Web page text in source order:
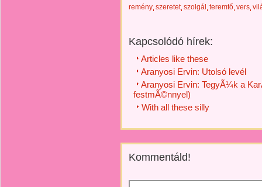
remény szeretet szolgál teremtő vers
Kapcsolódó hírek:
Articles like these
Aranyosi Ervin: Utolsó levél
Aranyosi Ervin: TegyÃ¼k a
festmÃ©nnyel)
With all these silly
Kommentáld!